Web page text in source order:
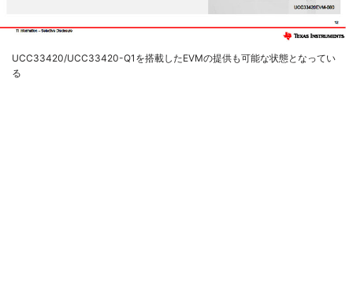
UCC33420/UCC33420-Q1を搭載したEVMの提供も可能な状態となってい
る